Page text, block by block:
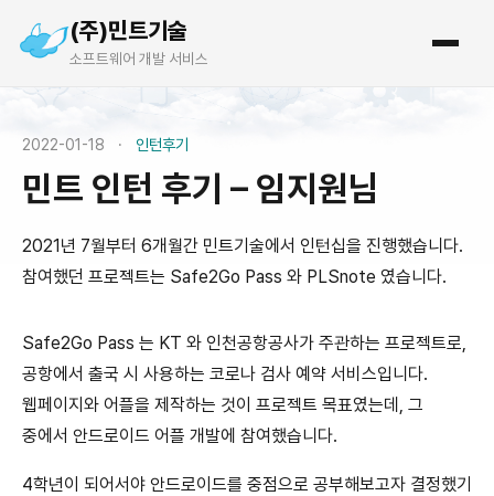
(주)민트기술
소프트웨어 개발 서비스
2022-01-18 · 인턴후기
민트 인턴 후기 – 임지원님
2021년 7월부터 6개월간 민트기술에서 인턴십을 진행했습니다.
참여했던 프로젝트는 Safe2Go Pass 와 PLSnote 였습니다.
Safe2Go Pass 는 KT 와 인천공항공사가 주관하는 프로젝트로,
공항에서 출국 시 사용하는 코로나 검사 예약 서비스입니다.
웹페이지와 어플을 제작하는 것이 프로젝트 목표였는데, 그
중에서 안드로이드 어플 개발에 참여했습니다.
4학년이 되어서야 안드로이드를 중점으로 공부해보고자 결정했기